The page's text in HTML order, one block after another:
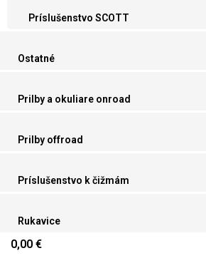
Príslušenstvo SCOTT
Ostatné
Prilby a okuliare onroad
Prilby offroad
Príslušenstvo k čižmám
Rukavice
0,00 €